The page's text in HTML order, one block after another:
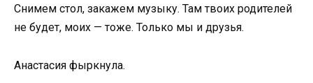
Снимем стол, закажем музыку. Там твоих родителей
не будет, моих — тоже. Только мы и друзья.
Анастасия фыркнула.